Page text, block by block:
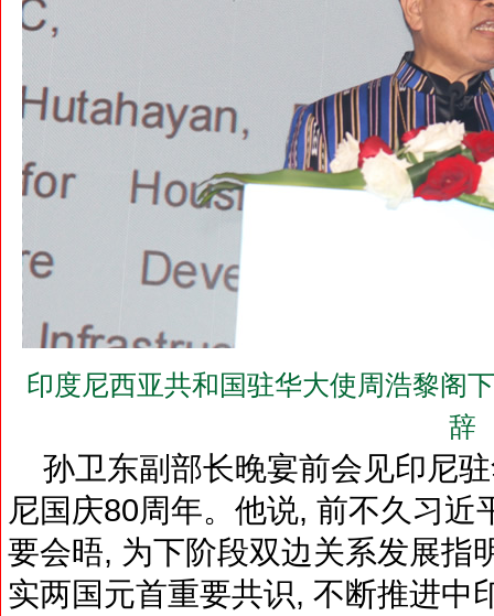
印度尼西亚共和国驻华大使周浩黎阁
辞
孙卫东副部长晚宴前会见印尼
尼国庆80周年。他说, 前不久习
要会晤, 为下阶段双边关系发展指
实两国元首重要共识, 不断推进中